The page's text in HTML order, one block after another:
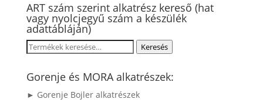
ART szám szerint alkatrész kereső (hat
vagy nyolcjegyű szám a készülék
adattábláján)
Keresés
következőre:
Keresés
Gorenje és MORA alkatrészek:
► Gorenje Bojler alkatrészek